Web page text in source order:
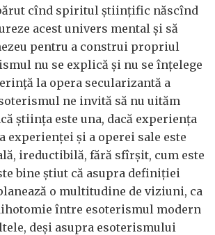
cînd spiritul ştiinţific născînd
acest univers mental şi să
pentru a construi propriul
nu se explică şi nu se înţelege
la opera secularizantă a
ne invită să nu uităm
ştiinţa este una, dacă experienţa
experienţei şi a operei sale este
ireductibilă, fără sfîrşit, cum este
bine ştiut că asupra definiţiei
o multitudine de viziuni, ca
între esoterismul modern
deşi asupra esoterismului